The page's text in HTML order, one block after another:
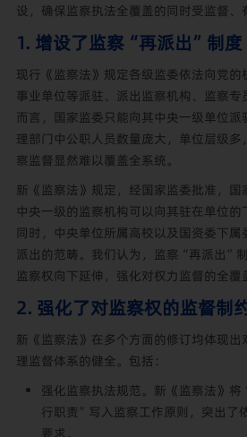
设，确保监察执法全覆盖的同时受监督、
1. 增设了监察“再派出”制度
现行《监察法》规定各级监委依法向党
事业单位等派驻、派出监察机构、监察
而言，国家监委只能向其中央一级单位
理部门中公职人员数量庞大，单位层级
察监督显然难以覆盖全系统。
新《监察法》规定，经国家监委批准，国
中央一级的监察机构可以向其驻在单位的
同时，中央单位所属高校以及国资委下
派出的范畴。我们认为，监察“再派出”
监察权向下延伸，强化对权力监督的全覆
2. 强化了对监察权的监督制
新《监察法》在多个方面的修订均体现
理监督体系的健全。包括：
强化监察执法规范。新《监察法》
行职责”写入监察工作原则，突出了